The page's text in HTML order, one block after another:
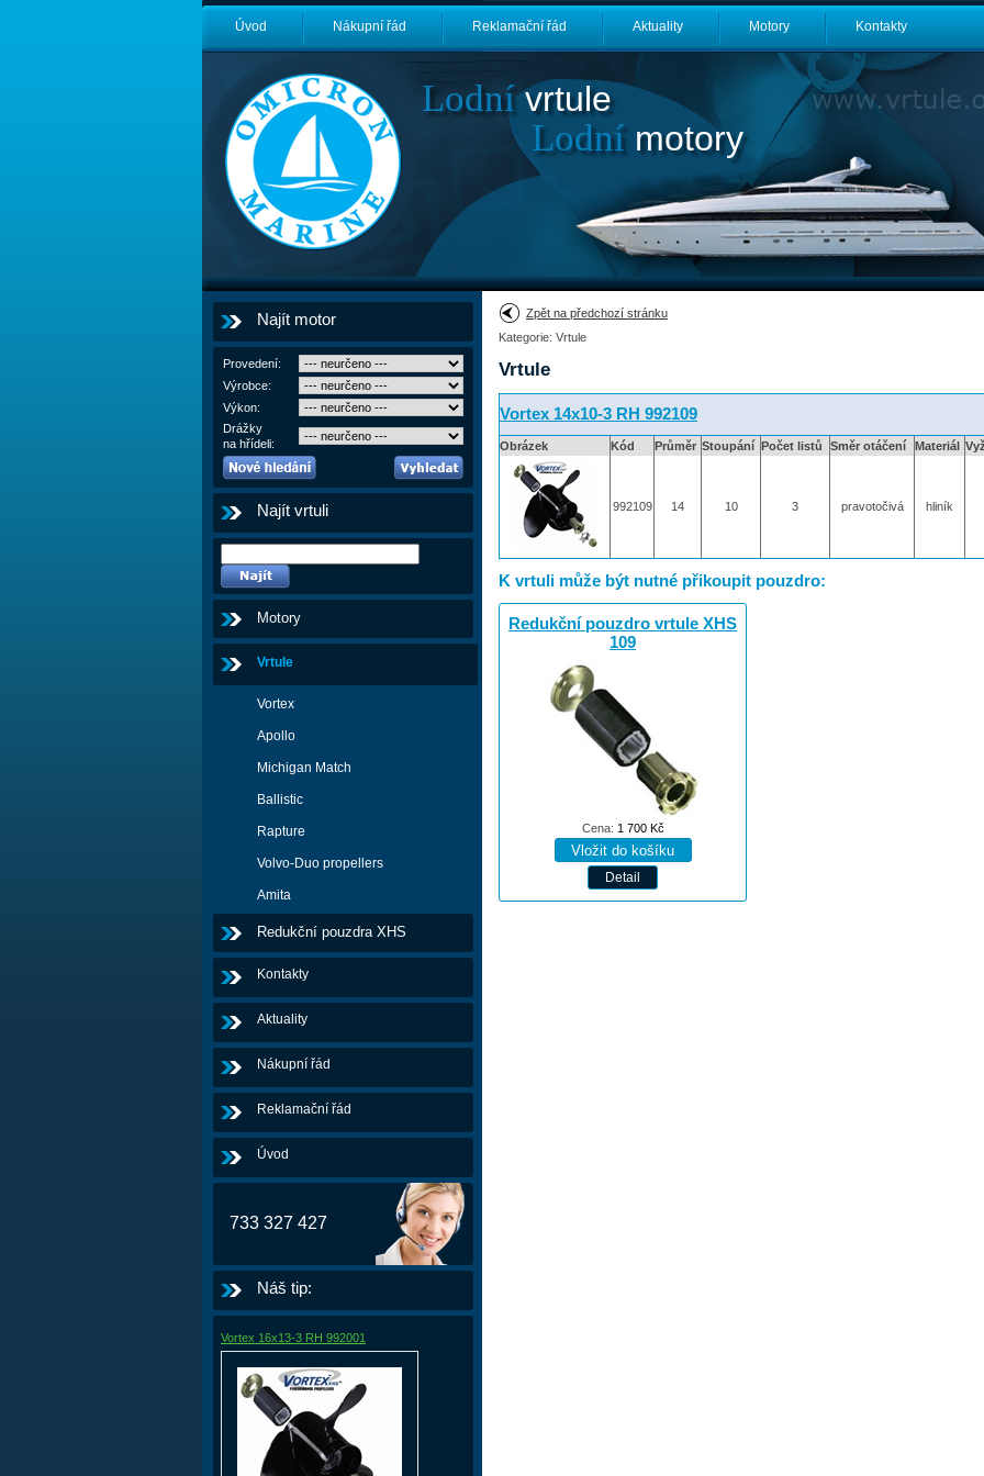
Úvod Nákupní řád Reklamační řád Aktuality Motory Kontakty
Lodnívrtule
Lodnímotory
Najít motor
Provedení:
Výrobce:
Výkon:
Drážky
na hřídeli:
Najít vrtuli
Motory
Vrtule
Vortex
Apollo
Michigan Match
Ballistic
Rapture
Volvo-Duo propellers
Amita
Redukční pouzdra XHS
Kontakty
Aktuality
Nákupní řád
Reklamační řád
Úvod
733 327 427
Náš tip:
Vortex 16x13-3 RH 992001
Zpět na předchozí stránku
Kategorie: Vrtule
Vrtule
Vortex 14x10-3 RH 992109
Obrázek Kód Průměr Stoupání Počet listů Směr otáčení Materiál
992109 14 10 3 pravotočivá hliník
K vrtuli může být nutné přikoupit pouzdro:
Redukční pouzdro vrtule XHS
109
Cena: 1 700 Kč